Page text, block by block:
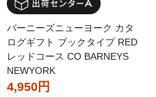
バーニーズニューヨーク カタ
ログギフト ブックタイプ RED
レッドコース CO BARNEYS
NEWYORK
4,950円